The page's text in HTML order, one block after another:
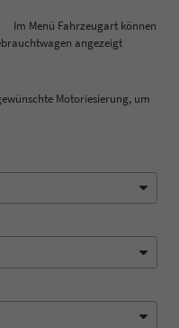
aus!
können
angezeigt
Motoriesierung, um